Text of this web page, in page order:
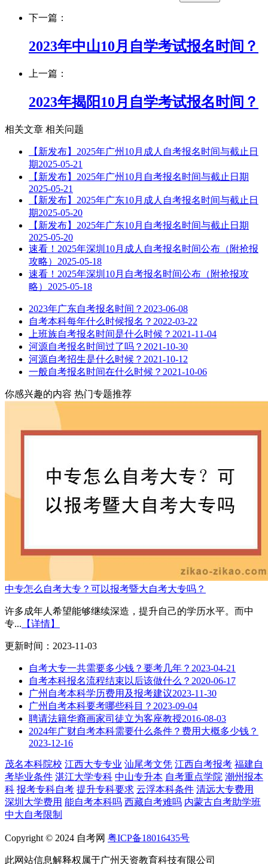
下一篇：
2023年中山10月自学考试报名时间？
上一篇：
2023年揭阳10月自学考试报名时间？
相关文章 相关问题
【新发布】2025年广州10月成人自考报名时间与截止日
期2025-05-21
【新发布】2025年广州10月自考报名时间与截止日期
2025-05-21
【新发布】2025年广东10月成人自考报名时间与截止日
期2025-05-20
【新发布】2025年广东10月自考报名时间与截止日期
2025-05-20
速看！2025年深圳10月成人自考报名时间公布（附抢报
攻略） 2025-05-18
速看！2025年深圳10月自考报名时间公布（附抢报攻
略） 2025-05-18
2023年广东自考报名时间？ 2023-06-08
自考本科每年什么时候报名？ 2022-03-22
上班族自考报名时间是什么时候？ 2021-11-04
河源自考报名时间过了吗？ 2021-10-30
河源自考招生是什么时候？ 2021-10-12
一般自考报名时间在什么时候？ 2021-10-06
你感兴趣的内容 热门专题推荐
中专怎么自考大专？可以报考暨大自考大专吗？
许多成年人希望能够继续深造，提升自己的学历水平。而中
专... 【详情】
更新时间：2023-11-03
自考大专一共需要多少钱？要考几年？ 2023-04-21
自考本科报名流程结束以后该做什么？ 2020-06-17
广州自考本科学历费用及报考建议2023-11-30
广州自考本科要考哪些科目？ 2023-09-04
聘请法籍华裔画家司徒立为客座教授2016-08-03
2024年广财自考本科需要什么条件？费用大概多少钱？
2023-12-16
茂名本科院校 江西大专专业 汕尾考文凭 江西自考报考 福建自
考毕业条件 湛江大学专科 中山专升本 自考重点学院 潮州报本
科 报考专科自考 提升专科要求 云浮本科条件 清远大专费用
深圳大学费用 能自考本科吗 西藏自考难吗 内蒙古自考助学班
中大自考限制
Copyright © 2024 自考网 粤ICP备18016435号
此网站信息解释权属于广州天资教育科技有限公司